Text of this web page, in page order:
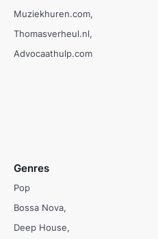
Muziekhuren.com
Thomasverheul.nl
Advocaathulp.com
Genres
Pop
Bossa Nova
Deep House